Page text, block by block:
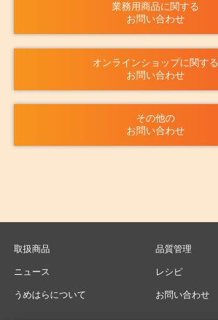
業務用商品に関する
お問い合わせ
オンラインショップに関する
お問い合わせ
その他の
お問い合わせ
取扱商品
ニュース
うめはらについて
品質管理
レシピ
お問い合わせ